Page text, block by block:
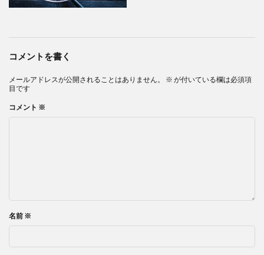
コメントを書く
メールアドレスが公開されることはありません。 ※ が付いている欄は必須項
目です
コメント ※
名前 ※